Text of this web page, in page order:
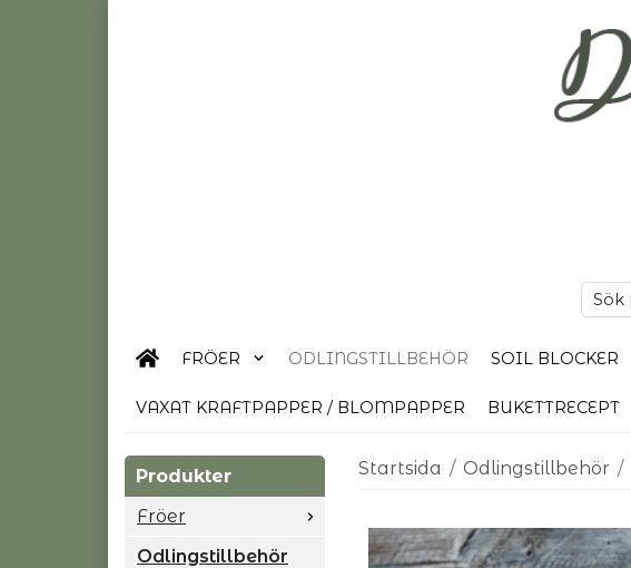
FRÖER ODLINGSTILLBEHÖR SOIL BLOCKER
VAXAT KRAFTPAPPER / BLOMPAPPER BUKETTRECEPT
Produkter
Fröer
Odlingstillbehör
Startsida / Odlingstillbehör /